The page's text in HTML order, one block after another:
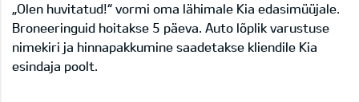
„Olen huvitatud!“ vormi oma lähimale Kia edasimüüjale.
Broneeringuid hoitakse 5 päeva. Auto lõplik varustuse
nimekiri ja hinnapakkumine saadetakse kliendile Kia
esindaja poolt.